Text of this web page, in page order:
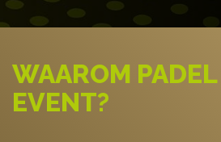
WAAROM
EVENT?